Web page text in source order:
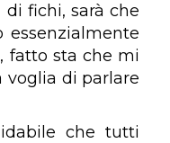
fichi, sarà che
fatto sta che mi
voglia di parlare
che tutti